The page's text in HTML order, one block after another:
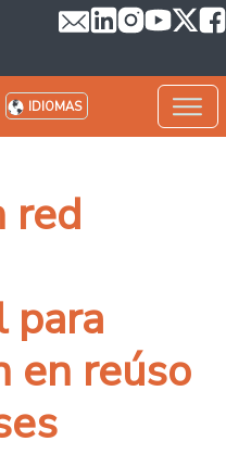
IDIOMAS
red
para
en reúso